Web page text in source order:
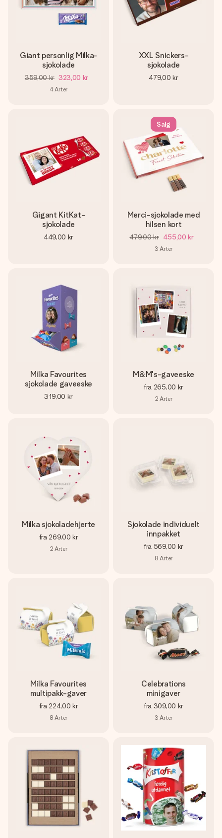
Giant personlig Milka-
sjokolade
359,00 kr 323,00 kr
4Arter
XXL Snickers-
sjokolade
479,00 kr
Gigant KitKat-
sjokolade
449,00 kr
Salg
Merci-sjokolade med
hilsen kort
479,00 kr 455,00 kr
3 Arter
Milka Favourites
sjokolade gaveeske
319,00 kr
M&M's-gaveeske
fra 265,00 kr
2 Arter
Milka sjokoladehjerte
fra 269,00 kr
2 Arter
Sjokolade individuelt
innpakket
fra 569,00 kr
8 Arter
Milka Favourites
multipakk-gaver
fra 224,00 kr
8 Arter
Celebrations
minigaver
fra 309,00 kr
3 Arter